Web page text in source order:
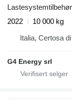
2022
10 000 kg
Italia, Certosa
G4 Energy srl